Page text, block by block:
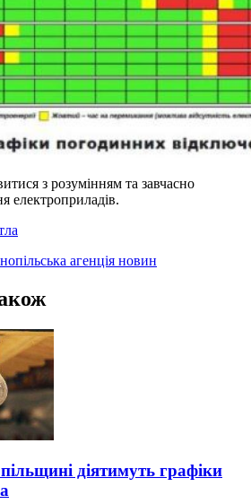
з розумінням та завчасно
електроприладів.
агенція новин
діятимуть графіки